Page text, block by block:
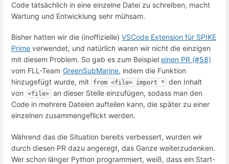
Code tatsächlich in eine einzelne Datei zu schreiben, macht
Wartung und Entwicklung sehr mühsam.
Bisher hatten wir die (inoffizielle) VSCode Extension für SPIKE
Prime verwendet, und natürlich waren wir nicht die einzigen
mit diesem Problem. So gab es zum Beispiel einen PR (#58)
vom FLL-Team GreenSubMarine, indem die Funktion
hinzugefügt wurde, mit
from <file> import *
den Inhalt
von
<file> an dieser Stelle einzufügen, sodass man den
Code in mehrere Dateien aufteilen kann, die später zu einer
einzelnen zusammengeflickt werden.
Während das die Situation bereits verbessert, wurden wir
durch diesen PR dazu angeregt, das Ganze weiterzudenken.
Wer schon länger Python programmiert, weiß, dass ein Start-